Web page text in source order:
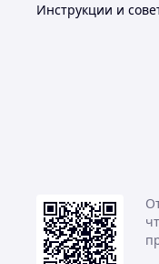
Инструкции и